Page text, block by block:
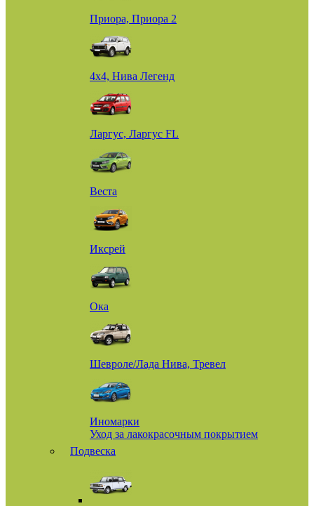
Приора, Приора 2
4х4, Нива Легенд
Ларгус, Ларгус FL
Веста
Иксрей
Ока
Шевроле/Лада Нива, Тревел
Иномарки
Уход за лакокрасочным покрытием
Подвеска